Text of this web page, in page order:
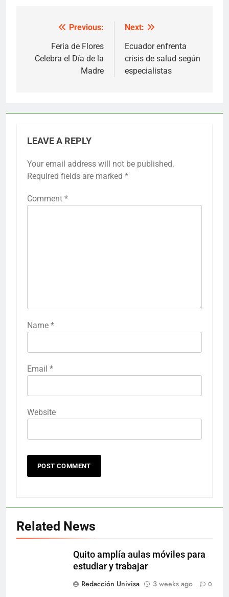
navigation
Previous:
Feria de Flores
Celebra el Día de la
Madre
Next:
Ecuador enfrenta
crisis de salud según
especialistas
LEAVE A REPLY
Your email address will not be published.
Required fields are marked *
Comment *
Name *
Email *
Website
Related News
Quito amplía aulas móviles para
estudiar y trabajar
Redacción Univisa
3 weeks ago 0